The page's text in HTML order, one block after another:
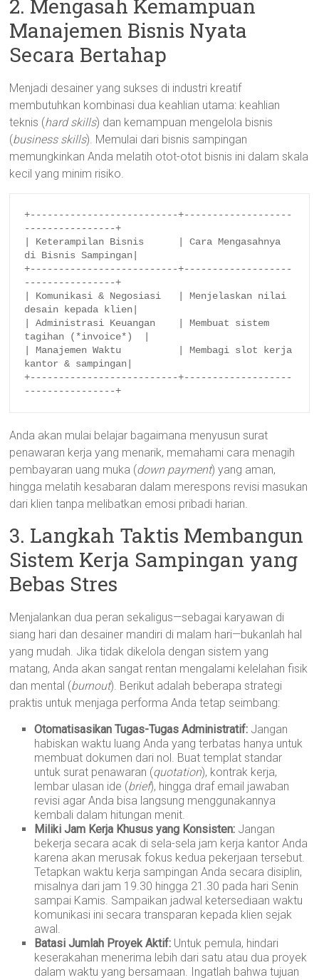
2. Mengasah Kemampuan
Manajemen Bisnis Nyata
Secara Bertahap
Menjadi desainer yang sukses di industri kreatif
membutuhkan kombinasi dua keahlian utama: keahlian
teknis (hard skills) dan kemampuan mengelola bisnis
(business skills). Memulai dari bisnis sampingan
memungkinkan Anda melatih otot-otot bisnis ini dalam skala
kecil yang minim risiko.
+--------------------------+-------------------
----------------+
| Keterampilan Bisnis      | Cara Mengasahnya
di Bisnis Sampingan|
+--------------------------+-------------------
----------------+
| Komunikasi & Negosiasi   | Menjelaskan nilai
desain kepada klien|
| Administrasi Keuangan    | Membuat sistem
tagihan (*invoice*)  |
| Manajemen Waktu          | Membagi slot kerja
kantor & sampingan|
+--------------------------+-------------------
Anda akan mulai belajar bagaimana menyusun surat
penawaran kerja yang menarik, memahami cara menagih
pembayaran uang muka (down payment) yang aman,
hingga melatih kesabaran dalam merespons revisi masukan
dari klien tanpa melibatkan emosi pribadi harian.
3. Langkah Taktis Membangun
Sistem Kerja Sampingan yang
Bebas Stres
Menjalankan dua peran sekaligus—sebagai karyawan di
siang hari dan desainer mandiri di malam hari—bukanlah hal
yang mudah. Jika tidak dikelola dengan sistem yang
matang, Anda akan sangat rentan mengalami kelelahan fisik
dan mental (burnout). Berikut adalah beberapa strategi
praktis untuk menjaga performa Anda tetap seimbang:
Otomatisasikan Tugas-Tugas Administratif: Jangan
habiskan waktu luang Anda yang terbatas hanya untuk
membuat dokumen dari nol. Buat templat standar
untuk surat penawaran (quotation), kontrak kerja,
lembar ulasan ide (brief), hingga draf email jawaban
revisi agar Anda bisa langsung menggunakannya
kembali dalam hitungan menit.
Miliki Jam Kerja Khusus yang Konsisten: Jangan
bekerja secara acak di sela-sela jam kerja kantor Anda
karena akan merusak fokus kedua pekerjaan tersebut.
Tetapkan waktu kerja sampingan Anda secara disiplin,
misalnya dari jam 19.30 hingga 21.30 pada hari Senin
sampai Kamis. Sampaikan jadwal ketersediaan waktu
komunikasi ini secara transparan kepada klien sejak
awal.
Batasi Jumlah Proyek Aktif: Untuk pemula, hindari
keserakahan menerima lebih dari satu atau dua proyek
dalam waktu yang bersamaan. Ingatlah bahwa tujuan